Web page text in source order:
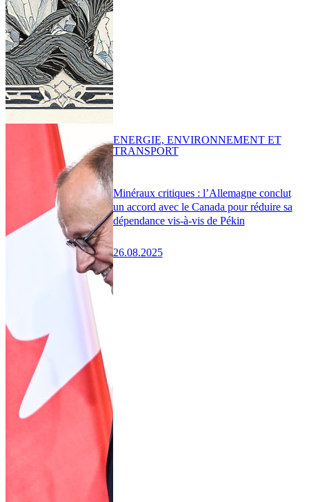
Minéraux critiques : l’Allemagne conclut
un accord avec le Canada pour réduire sa
dépendance vis-à-vis de Pékin
26.08.2025
ENERGIE, ENVIRONNEMENT ET
TRANSPORT